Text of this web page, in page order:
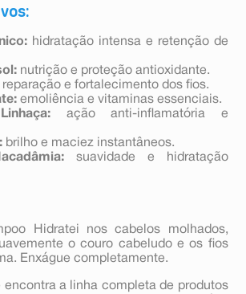
hidratação intensa e retenção de
nutrição e proteção antioxidante.
reparação e fortalecimento dos fios.
emoliência e vitaminas essenciais.
ação anti-inflamatória e
brilho e maciez instantâneos.
suavidade e hidratação
Hidratei nos cabelos molhados,
o couro cabeludo e os fios
Enxágue completamente.
encontra a linha completa de produtos